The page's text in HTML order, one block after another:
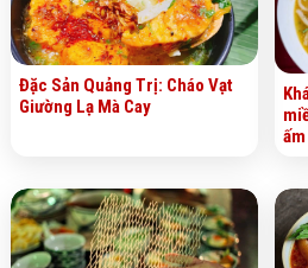
Đặc Sản Quảng Trị: Cháo Vạt
Giường Lạ Mà Cay